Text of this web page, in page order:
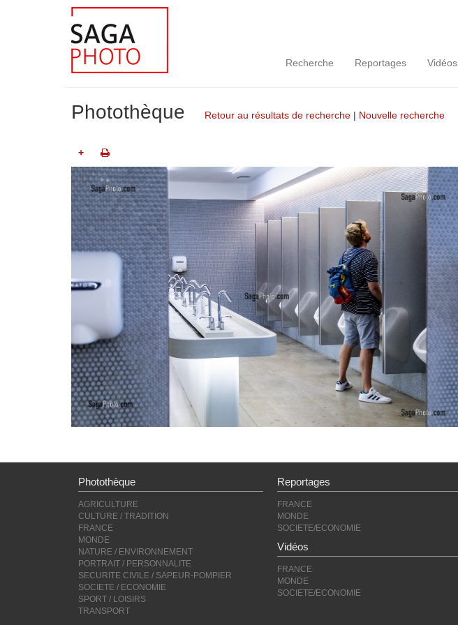
Recherche Reportages Vidéos
Photothèque Retour au résultats de recherche | Nouvelle recherche
+
Photothèque
AGRICULTURE
CULTURE / TRADITION
FRANCE
MONDE
NATURE / ENVIRONNEMENT
PORTRAIT / PERSONNALITE
SECURITE CIVILE / SAPEUR-POMPIER
SOCIETE / ECONOMIE
SPORT / LOISIRS
TRANSPORT
Reportages
FRANCE
MONDE
SOCIETE/ECONOMIE
Vidéos
FRANCE
MONDE
SOCIETE/ECONOMIE